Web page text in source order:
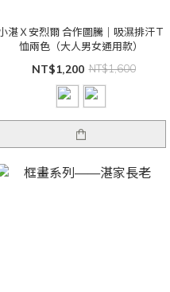
湛Ｘ安烈爾 合作圖騰｜吸濕排汗Ｔ
恤兩色（大人男女通用款）
NT$1,200 NT$1,600